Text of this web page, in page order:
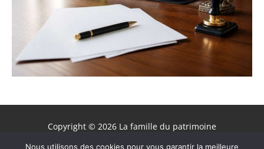
Copyright © 2026 La famille du patrimoine
Nous utilisons des cookies pour vous garantir la meilleure